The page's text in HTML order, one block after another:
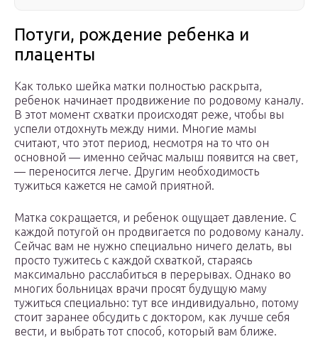
Потуги, рождение ребенка и
плаценты
Как только шейка матки полностью раскрыта,
ребенок начинает продвижение по родовому каналу.
В этот момент схватки происходят реже, чтобы вы
успели отдохнуть между ними. Многие мамы
считают, что этот период, несмотря на то что он
основной — именно сейчас малыш появится на свет,
— переносится легче. Другим необходимость
тужиться кажется не самой приятной.
Матка сокращается, и ребенок ощущает давление. С
каждой потугой он продвигается по родовому каналу.
Сейчас вам не нужно специально ничего делать, вы
просто тужитесь с каждой схваткой, стараясь
максимально расслабиться в перерывах. Однако во
многих больницах врачи просят будущую маму
тужиться специально: тут все индивидуально, потому
стоит заранее обсудить с доктором, как лучше себя
вести, и выбрать тот способ, который вам ближе.